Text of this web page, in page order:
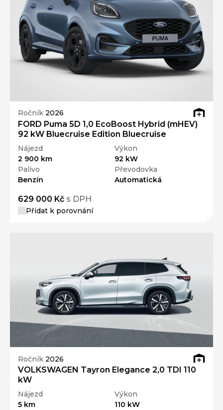
Ročník 2026
FORD Puma 5D 1,0 EcoBoost Hybrid (mHEV)
92 kW Bluecruise Edition Bluecruise
Nájezd
2 900 km
Výkon
92 kW
Palivo
Benzín
Převodovka
Automatická
629 000 Kč s DPH
Přidat k porovnání
Ročník 2026
VOLKSWAGEN Tayron Elegance 2,0 TDI 110
kW
Nájezd
5 km
Výkon
110 kW